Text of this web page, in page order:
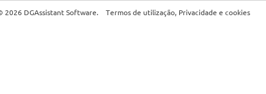
2026 DGAssistant Software. Termos de utilização, Privacidade e cookies